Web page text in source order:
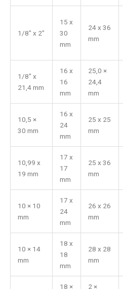
1/8" x 2"
15 x
30
mm
24 x 36
mm
1/8" x
21,4 mm
16 x
16
mm
25,0 ×
24,4
mm
10,5 ×
30 mm
16 x
24
mm
25 x 25
mm
10,99 x
19 mm
17 x
17
mm
25 x 36
mm
10 × 10
mm
17 x
24
mm
26 x 26
mm
10 × 14
mm
18 x
18
mm
28 x 28
mm
18 × 2 ×